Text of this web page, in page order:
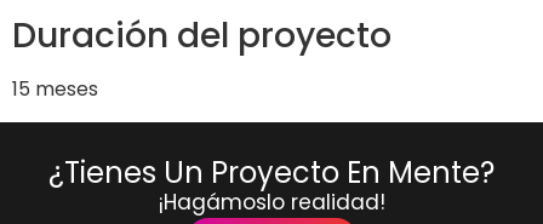
Duración del proyecto
15 meses
¿Tienes Un Proyecto En Mente?
¡Hagámoslo realidad!